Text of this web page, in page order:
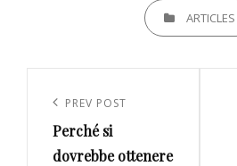
CATEGORIESARTICLES
articoli
Previous
Post
PREV POST
Perché si
dovrebbe ottenere